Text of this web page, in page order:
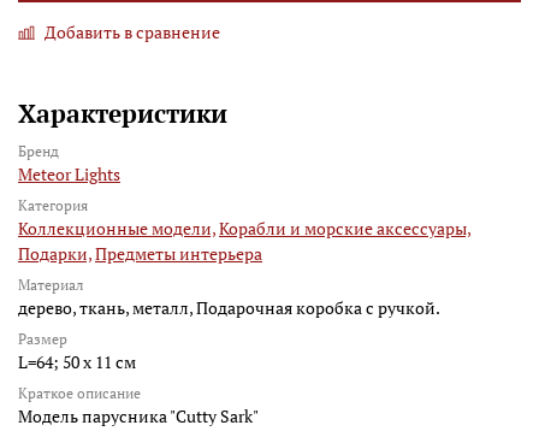
Добавить в сравнение
Характеристики
Бренд
Meteor Lights
Категория
Коллекционные модели,Корабли и морские аксессуары,
Подарки,Предметы интерьера
Материал
дерево, ткань, металл, Подарочная коробка с ручкой.
Размер
L=64; 50 х 11 см
Краткое описание
Модель парусника "Cutty Sark"